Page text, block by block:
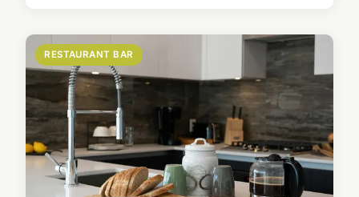
RESTAURANT BAR